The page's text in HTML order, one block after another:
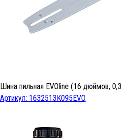
Шина пильная EVOline (16 дюймов,
Артикул: 1632513K095EVO